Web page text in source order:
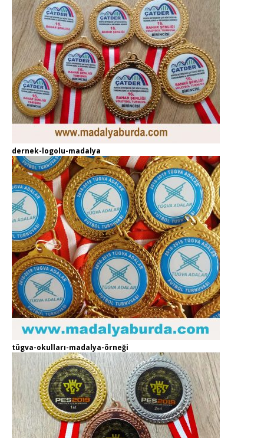
dernek-logolu-madalya
tügva-okulları-madalya-örneği